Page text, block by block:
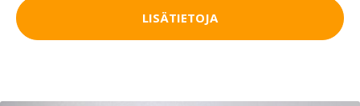
LISÄTIETOJA